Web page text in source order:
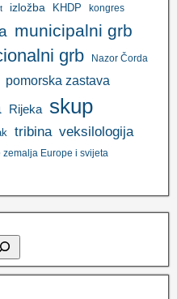
izložba KHDP kongres
municipalni grb
grb Nazor Čorda
pomorska zastava
Rijeka skup
tribina veksilologija
zemalja Europe i svijeta